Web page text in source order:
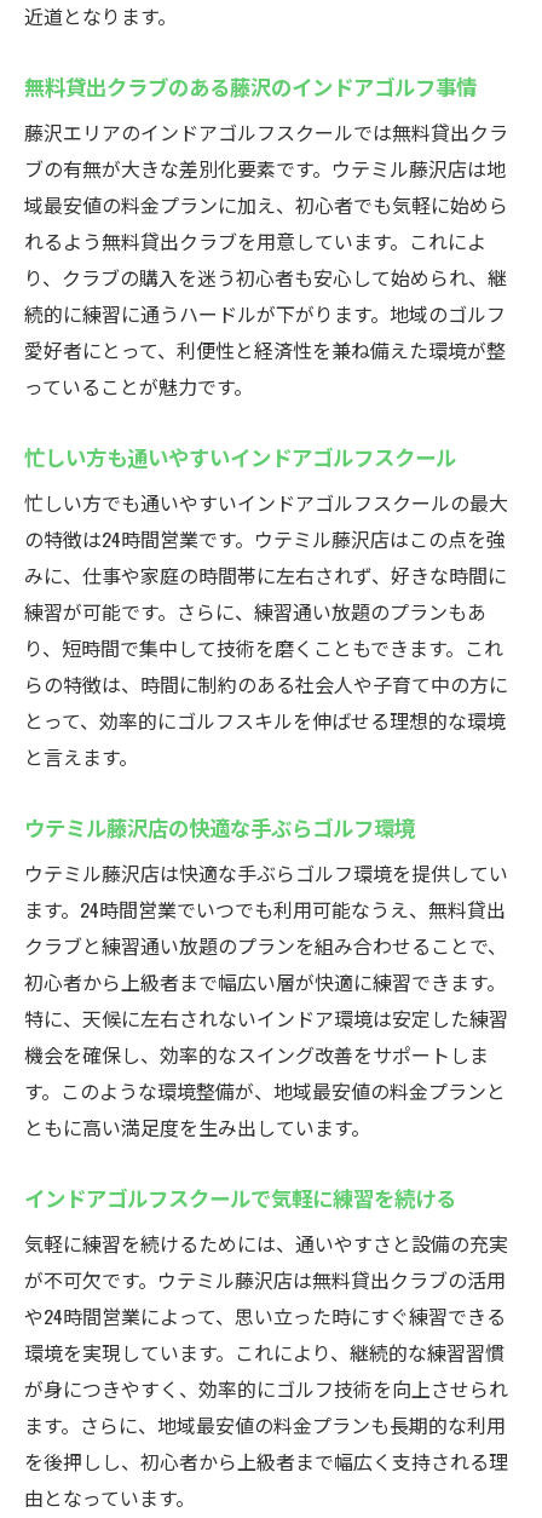
近道となります。
無料貸出クラブのある藤沢のインドアゴルフ事情
藤沢エリアのインドアゴルフスクールでは無料貸出クラ
ブの有無が大きな差別化要素です。ウテミル藤沢店は地
域最安値の料金プランに加え、初心者でも気軽に始めら
れるよう無料貸出クラブを用意しています。これによ
り、クラブの購入を迷う初心者も安心して始められ、継
続的に練習に通うハードルが下がります。地域のゴルフ
愛好者にとって、利便性と経済性を兼ね備えた環境が整
っていることが魅力です。
忙しい方も通いやすいインドアゴルフスクール
忙しい方でも通いやすいインドアゴルフスクールの最大
の特徴は24時間営業です。ウテミル藤沢店はこの点を強
みに、仕事や家庭の時間帯に左右されず、好きな時間に
練習が可能です。さらに、練習通い放題のプランもあ
り、短時間で集中して技術を磨くこともできます。これ
らの特徴は、時間に制約のある社会人や子育て中の方に
とって、効率的にゴルフスキルを伸ばせる理想的な環境
と言えます。
ウテミル藤沢店の快適な手ぶらゴルフ環境
ウテミル藤沢店は快適な手ぶらゴルフ環境を提供してい
ます。24時間営業でいつでも利用可能なうえ、無料貸出
クラブと練習通い放題のプランを組み合わせることで、
初心者から上級者まで幅広い層が快適に練習できます。
特に、天候に左右されないインドア環境は安定した練習
機会を確保し、効率的なスイング改善をサポートしま
す。このような環境整備が、地域最安値の料金プランと
ともに高い満足度を生み出しています。
インドアゴルフスクールで気軽に練習を続ける
気軽に練習を続けるためには、通いやすさと設備の充実
が不可欠です。ウテミル藤沢店は無料貸出クラブの活用
や24時間営業によって、思い立った時にすぐ練習できる
環境を実現しています。これにより、継続的な練習習慣
が身につきやすく、効率的にゴルフ技術を向上させられ
ます。さらに、地域最安値の料金プランも長期的な利用
を後押しし、初心者から上級者まで幅広く支持される理
由となっています。